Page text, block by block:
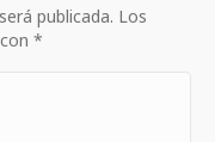
publicada. Los
*